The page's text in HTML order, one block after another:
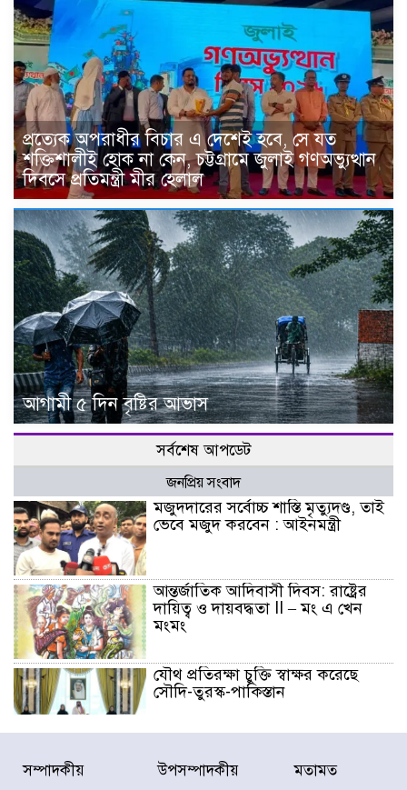
প্রত্যেক অপরাধীর বিচার এ দেশেই হবে, সে যত
শক্তিশালীই হোক না কেন, চট্টগ্রামে জুলাই গণঅভ্যুত্থান
দিবসে প্রতিমন্ত্রী মীর হেলাল
আগামী ৫ দিন বৃষ্টির আভাস
সর্বশেষ আপডেট
জনপ্রিয় সংবাদ
মজুদদারের সর্বোচ্চ শাস্তি মৃত্যুদণ্ড, তাই
ভেবে মজুদ করবেন : আইনমন্ত্রী
আন্তর্জাতিক আদিবাসী দিবস: রাষ্ট্রের
দায়িত্ব ও দায়বদ্ধতা II – মং এ খেন
মংমং
যৌথ প্রতিরক্ষা চুক্তি স্বাক্ষর করেছে
সৌদি-তুরস্ক-পাকিস্তান
সাড়ে ৭ ঘণ্টা পর ঢাকা-ময়মনসিংহ
রুটে ট্রেন চলাচল স্বাভাবিক
সম্পাদকীয় উপসম্পাদকীয় মতামত